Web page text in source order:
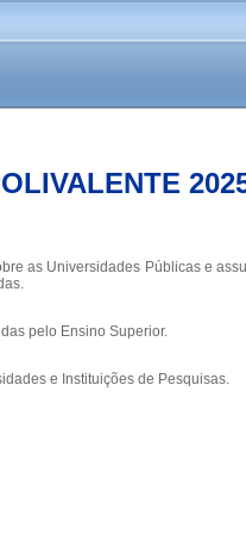
as Universidades Públicas e
pelo Ensino Superior.
e Instituições de Pesquisas.